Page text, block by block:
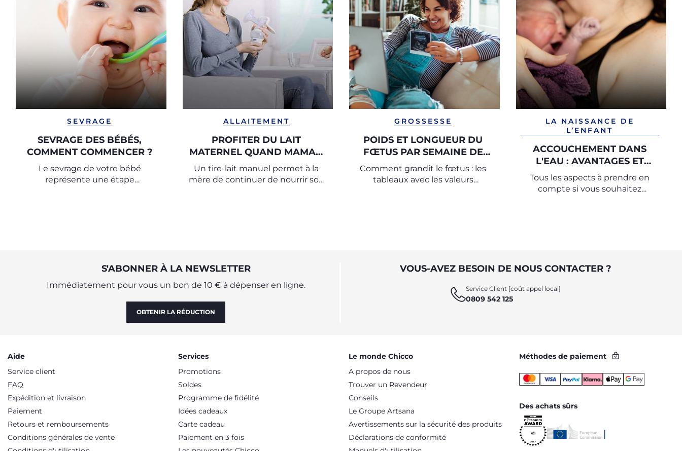
SEVRAGE
SEVRAGE DES BÉBÉS,
COMMENT COMMENCER ?
Le sevrage de votre bébé
représente une étape
ALLAITEMENT
PROFITER DU LAIT
MATERNEL QUAND MAMAN
N’EST PAS LÀ
Un tire-lait manuel permet à la
mère de continuer de nourrir son
GROSSESSE
POIDS ET LONGUEUR DU
FŒTUS PAR SEMAINE DE
GROSSESSE
Comment grandit le fœtus : les
tableaux avec les valeurs
LA NAISSANCE DE
L’ENFANT
ACCOUCHEMENT DANS
L'EAU : AVANTAGES ET
INCONVÉNIENTS
Tous les aspects à prendre en
compte si vous souhaitez
S'ABONNER À LA NEWSLETTER
Immédiatement pour vous un bon de 10 € à dépenser en ligne.
OBTENIR LA RÉDUCTION
VOUS-AVEZ BESOIN DE NOUS CONTACTER ?
Service Client [coût appel local]
0809 542 125
Aide
Service client
FAQ
Expédition et livraison
Paiement
Retours et remboursements
Conditions générales de vente
Services
Promotions
Soldes
Programme de fidélité
Idées cadeaux
Carte cadeau
Paiement en 3 fois
Le monde Chicco
A propos de nous
Trouver un Revendeur
Conseils
Le Groupe Artsana
Avertissements sur la sécurité des produits
Déclarations de conformité
Méthodes de paiement
Des achats sûrs